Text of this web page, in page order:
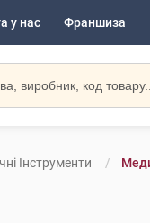
у нас Франшиза
Інструменти